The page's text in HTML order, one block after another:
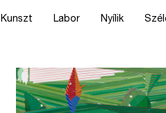
Kunszt Labor Nyílik